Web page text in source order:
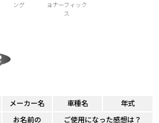
ング
ョナーフィック
ス
メーカー名 車種名
年式
お名前の
ご使用になった感想は？